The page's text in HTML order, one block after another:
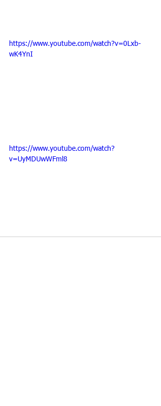
https://www.youtube.com/watch?v=0Lxb-
wK4YnI
https://www.youtube.com/watch?
v=UyMDUwWFml8